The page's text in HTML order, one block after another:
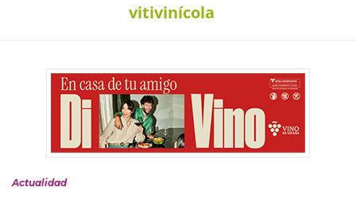
vitivinícola
Actualidad